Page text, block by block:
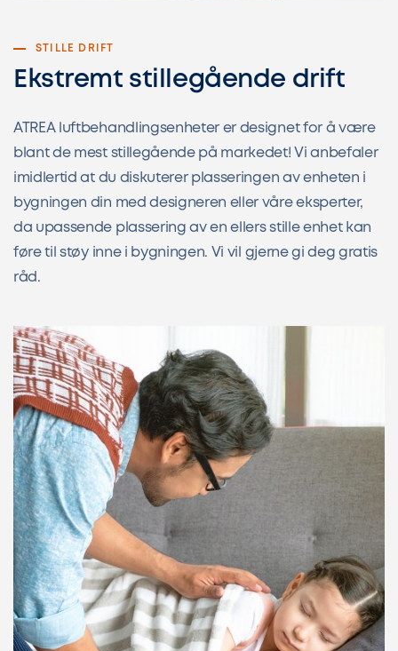
STILLE DRIFT
Ekstremt stillegående drift
ATREA luftbehandlingsenheter er designet for å være
blant de mest stillegående på markedet! Vi anbefaler
imidlertid at du diskuterer plasseringen av enheten i
bygningen din med designeren eller våre eksperter,
da upassende plassering av en ellers stille enhet kan
føre til støy inne i bygningen. Vi vil gjerne gi deg gratis
råd.